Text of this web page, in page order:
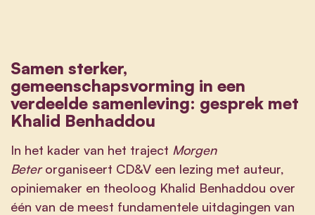
Samen sterker,
gemeenschapsvorming in een
verdeelde samenleving: gesprek met
Khalid Benhaddou
In het kader van het traject Morgen
Beterorganiseert CD&V een lezing met auteur,
opiniemaker en theoloog Khalid Benhaddou over
één van de meest fundamentele uitdagingen van